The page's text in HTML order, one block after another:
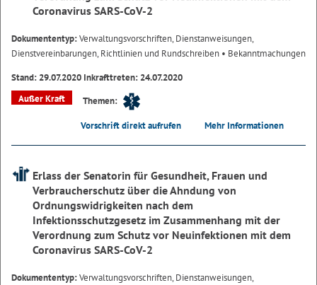
Coronavirus SARS-CoV-2
Dokumententyp:Verwaltungsvorschriften, Dienstanweisungen,
Dienstvereinbarungen, Richtlinien und Rundschreiben • Bekanntmachungen
Stand: 29.07.2020 Inkrafttreten: 24.07.2020
Außer Kraft
Themen:
Vorschrift direkt aufrufen Mehr Informationen
Erlass der Senatorin für Gesundheit, Frauen und
Verbraucherschutz über die Ahndung von
Ordnungswidrigkeiten nach dem
Infektionsschutzgesetz im Zusammenhang mit der
Verordnung zum Schutz vor Neuinfektionen mit dem
Coronavirus SARS-CoV-2
Dokumententyp:Verwaltungsvorschriften, Dienstanweisungen,